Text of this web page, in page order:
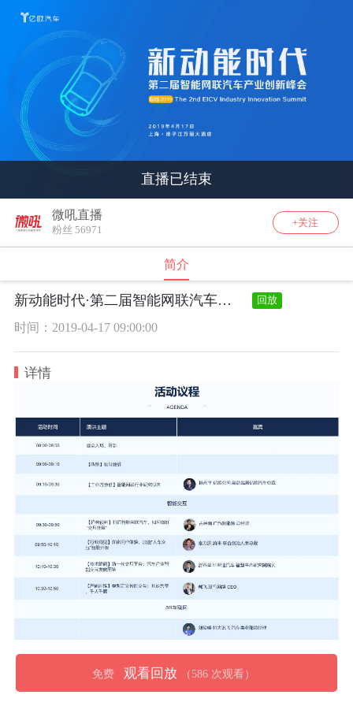
直播已结束
+关注
微吼直播
粉丝 56971
简介
新动能时代·第二届智能网联汽车产业创新峰会 回放
时间：2019-04-17 09:00:00
详情
免费 观看回放 （586 次观看）